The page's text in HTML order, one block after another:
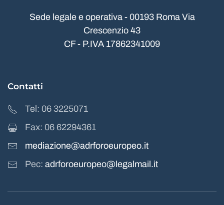
Sede legale e operativa - 00193 Roma Via
Crescenzio 43
CF - P.IVA 17862341009
Contatti
Tel: 06 3225071
Fax: 06 62294361
mediazione@adrforoeuropeo.it
Pec: adrforoeuropeo@legalmail.it